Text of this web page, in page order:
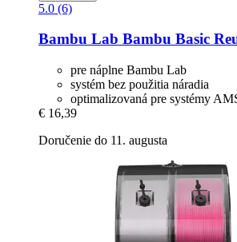
5.0 (6)
Bambu Lab Bambu Basic
pre náplne Bambu Lab
systém bez použitia náradia
optimalizovaná pre systémy
€ 16,39
Doručenie do 11. augusta